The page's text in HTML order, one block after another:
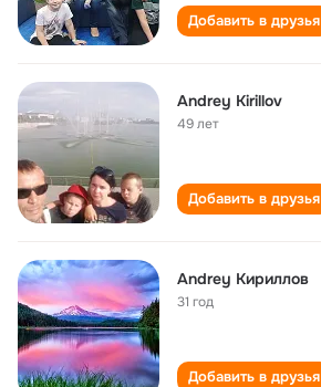
Добавить в друзья
Andrey Kirillov
49 лет
Добавить в друзья
Andrey Кириллов
31 год
Добавить в друзья